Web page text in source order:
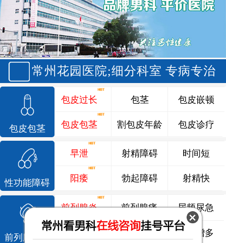
常州花园医院;细分科室 专病专治
包皮包茎
包皮过长
包皮包茎
包茎
割包皮年龄
包皮嵌顿
包皮诊疗
性功能障碍
早泄
阳痿
射精障碍
勃起障碍
时间短
射精快
前列腺疾病
前列腺炎 前列腺痛 尿频尿急
前列腺增生 排尿不畅 夜尿增多